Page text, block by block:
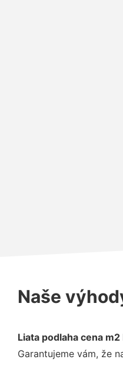
Naše
Liata podlaha cena
Garantujeme vám, že